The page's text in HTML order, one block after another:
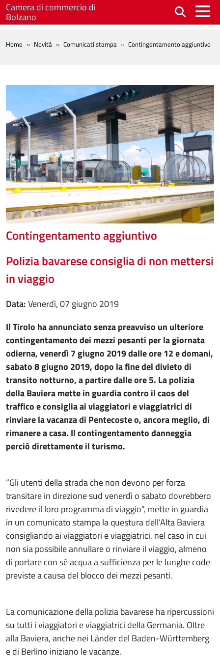
Salta al contenuto principale
Camera di commercio di
Bolzano
BREADCRUMB
Home Novità Comunicati stampa Contingentamento aggiuntivo
Contingentamento aggiuntivo
Polizia bavarese consiglia di non mettersi
in viaggio
Data
venerdì, 07 giugno 2019
Il Tirolo ha annunciato senza preavviso un ulteriore
contingentamento dei mezzi pesanti per la giornata
odierna, venerdì 7 giugno 2019 dalle ore 12 e domani,
sabato 8 giugno 2019, dopo la fine del divieto di
transito notturno, a partire dalle ore 5. La polizia
della Baviera mette in guardia contro il caos del
traffico e consiglia ai viaggiatori e viaggiatrici di
rinviare la vacanza di Pentecoste o, ancora meglio, di
rimanere a casa. Il contingentamento danneggia
perciò direttamente il turismo.
“Gli utenti della strada che non devono per forza
transitare in direzione sud venerdì o sabato dovrebbero
rivedere il loro programma di viaggio”, mette in guardia
in un comunicato stampa la questura dell’Alta Baviera
consigliando ai viaggiatori e viaggiatrici, nel caso in cui
non sia possibile annullare o rinviare il viaggio, almeno
di portare con sé acqua a sufficienza per le lunghe code
previste a causa del blocco dei mezzi pesanti.
La comunicazione della polizia bavarese ha ripercussioni
su tutti i viaggiatori e viaggiatrici della Germania. Oltre
alla Baviera, anche nei Länder del Baden-Württemberg
e di Berlino iniziano le vacanze.